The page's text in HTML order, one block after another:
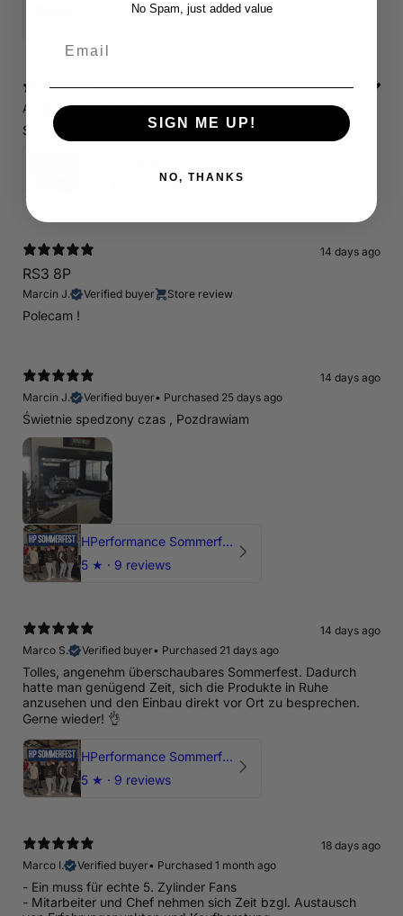
11 days ago
A.E.
Verified buyer•Purchased 18 days ago
Schnelle Lieferung. Alles wie beschrieben. Top.
7 reviews
14 days ago
RS3 8P
Marcin J. Verified buyer Store review
Polecam !
14 days ago
Marcin J.
Verified buyer• Purchased 25 days ago
Świetnie spedzony czas , Pozdrawiam
HPerformance Sommerfest 2026
5 ★ · 9 reviews
14 days ago
Marco S.
Verified buyer• Purchased 21 days ago
Tolles, angenehm überschaubares Sommerfest. Dadurch
hatte man genügend Zeit, sich die Produkte in Ruhe
anzusehen und den Einbau direkt vor Ort zu besprechen.
Gerne wieder! 👌
HPerformance Sommerfest 2026
5 ★ · 9 reviews
18 days ago
Marco I.
Verified buyer• Purchased 1 month ago
- Ein muss für echte 5. Zylinder Fans
- Mitarbeiter und Chef nehmen sich Zeit bzgl. Austausch
No Spam, just added value
SIGN ME UP!
NO, THANKS